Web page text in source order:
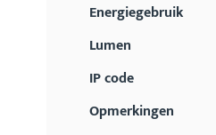
Energiegebruik
Lumen
IP code
Opmerkingen